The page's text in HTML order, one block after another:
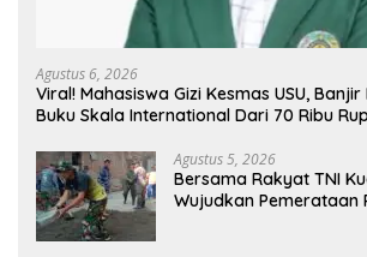
Agustus 6, 2026
Viral! Mahasiswa Gizi Kesmas USU,
Buku Skala International Dari 70 Ribu
Agustus 5, 2026
Bersama Rakyat TNI
Wujudkan Pemerataan